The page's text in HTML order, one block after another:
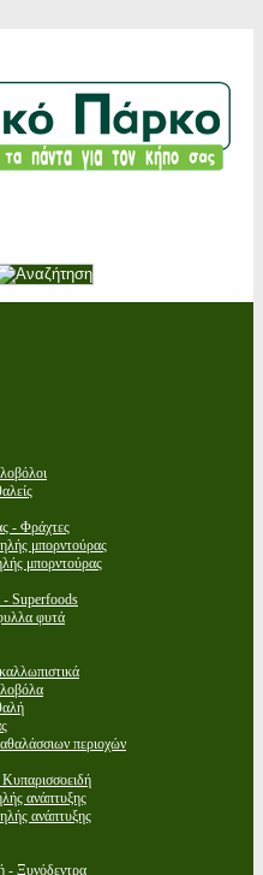
- Φράχτες
μπορντούρας
μπορντούρας
Superfoods
φυτά
περιοχών
ανάπτυξης
ανάπτυξης
- Ξυνόδεντρα